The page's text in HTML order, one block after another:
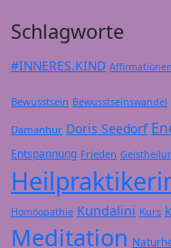
Schlagworte
#INNERES.KIND Affirmationen
Bewusstsein Bewusstseinswandel
Damanhur Doris Seedorf
Entspannung Frieden
Homöopathie Kundalini Kurs
Meditation